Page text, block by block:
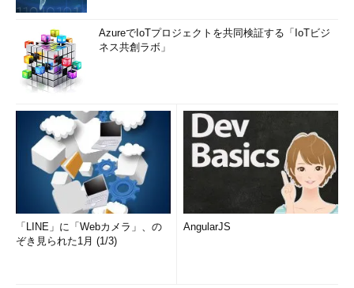
AzureでIoTプロジェクトを共同検証する「IoTビジ
ネス共創ラボ」
「LINE」に「Webカメラ」、の
ぞき見られた1月 (1/3)
AngularJS